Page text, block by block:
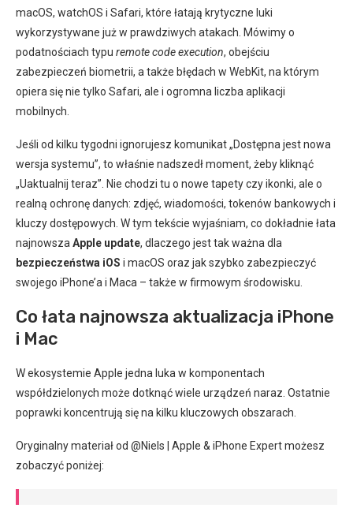
macOS, watchOS i Safari, które łatają krytyczne luki
wykorzystywane już w prawdziwych atakach. Mówimy o
podatnościach typu remote code execution, obejściu
zabezpieczeń biometrii, a także błędach w WebKit, na którym
opiera się nie tylko Safari, ale i ogromna liczba aplikacji
mobilnych.
Jeśli od kilku tygodni ignorujesz komunikat „Dostępna jest nowa
wersja systemu”, to właśnie nadszedł moment, żeby kliknąć
„Uaktualnij teraz”. Nie chodzi tu o nowe tapety czy ikonki, ale o
realną ochronę danych: zdjęć, wiadomości, tokenów bankowych i
kluczy dostępowych. W tym tekście wyjaśniam, co dokładnie łata
najnowsza Apple update, dlaczego jest tak ważna dla
bezpieczeństwa iOS i macOS oraz jak szybko zabezpieczyć
swojego iPhone’a i Maca – także w firmowym środowisku.
Co łata najnowsza aktualizacja iPhone
i Mac
W ekosystemie Apple jedna luka w komponentach
współdzielonych może dotknąć wiele urządzeń naraz. Ostatnie
poprawki koncentrują się na kilku kluczowych obszarach.
Oryginalny materiał od @Niels | Apple & iPhone Expert możesz
zobaczyć poniżej: